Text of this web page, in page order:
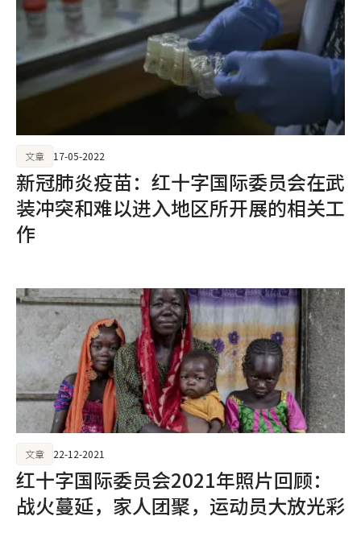
新冠肺炎疫苗：红十字国际委员会在武
装冲突和难以进入地区所开展的相关工
作
文章 17-05-2022
红十字国际委员会2021年照片回顾：
战火蔓延，家人团聚，运动员大放光彩
文章 22-12-2021